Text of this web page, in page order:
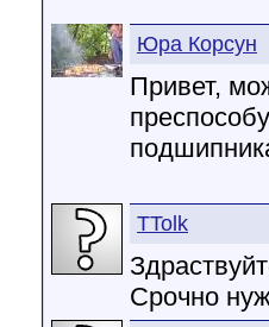
Юра Корсун
Привет,
TTolk
Срочно